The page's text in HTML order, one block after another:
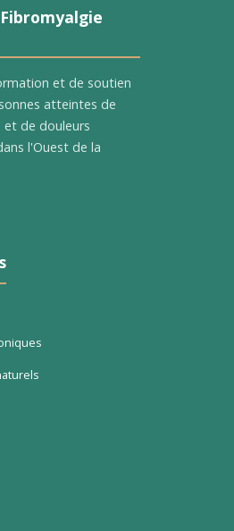
et de soutien
atteintes de
de douleurs
l'Ouest de la